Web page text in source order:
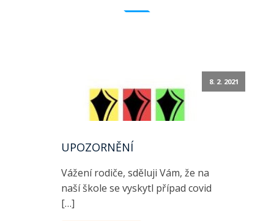
8. 2. 2021
UPOZORNĚNÍ
Vážení rodiče, sděluji Vám, že na
naší škole se vyskytl případ covid
[…]